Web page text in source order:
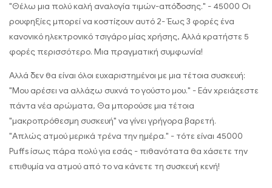
"Θέλω μια πολύ καλή αναλογία τιμών-απόδοσης." - 45000 Οι
ρουφηξίες μπορεί να κοστίζουν αυτό 2- Έως 3 φορές ένα
κανονικό ηλεκτρονικό τσιγάρο μίας χρήσης, Αλλά κρατήστε 5
φορές περισσότερο. Μια πραγματική συμφωνία!
Αλλά δεν θα είναι όλοι ευχαριστημένοι με μια τέτοια συσκευή:
"Μου αρέσει να αλλάζω συχνά το γούστο μου." - Εάν χρειάζεστε
πάντα νέα αρώματα, Θα μπορούσε μια τέτοια
"μακροπρόθεσμη συσκευή" να γίνει γρήγορα βαρετή.
"Απλώς ατμού μερικά τρένα την ημέρα." - τότε είναι 45000
Puffs ίσως πάρα πολύ για εσάς - πιθανότατα θα χάσετε την
επιθυμία να ατμού από το να κάνετε τη συσκευή κενή!